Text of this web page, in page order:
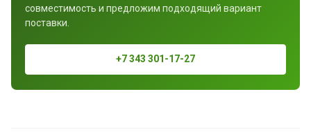
совместимость и предложим подходящий вариант
поставки.
+7 343 301-17-27